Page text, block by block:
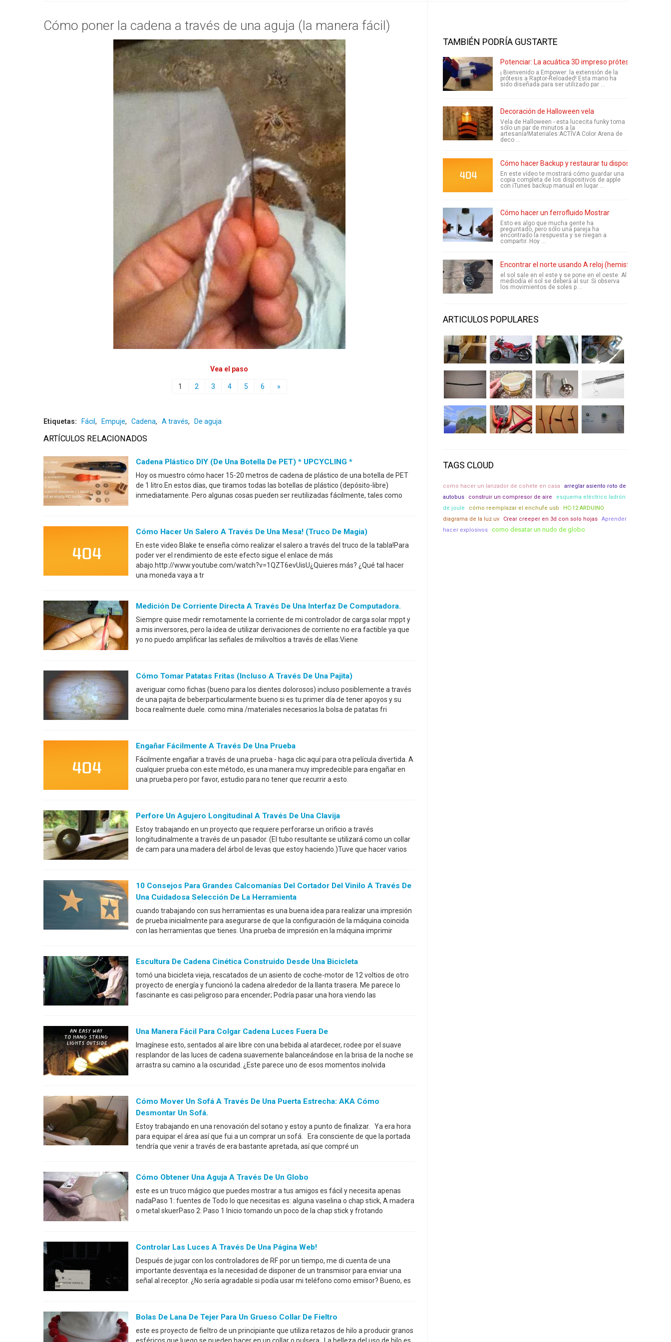
Cómo poner la cadena a través de una aguja (la manera fácil)
Vea el paso
1 2 3 4 5 6 »
Etiquetas: Fácil , Empuje, Cadena, A través, De aguja
ARTÍCULOS RELACIONADOS
Cadena Plástico DIY (de Una Botella De PET) * UPCYCLING *
Hoy os muestro cómo hacer 15-20 metros de cadena de plástico de una botella de PET
de 1 litro.En estos días, que tiramos todas las botellas de plástico (depósito-libre)
inmediatamente. Pero algunas cosas pueden ser reutilizadas fácilmente, tales como
Cómo Hacer Un Salero A Través De Una Mesa! (Truco De Magia)
En este video Blake te enseña cómo realizar el salero a través del truco de la tabla!Para
poder ver el rendimiento de este efecto sigue el enlace de más
abajo.http://www.youtube.com/watch?v=1QZT6evUisU¿Quieres más? ¿Qué tal hacer
una moneda vaya a tr
Medición De Corriente Directa A Través De Una Interfaz De Computadora.
Siempre quise medir remotamente la corriente de mi controlador de carga solar mppt y
a mis inversores, pero la idea de utilizar derivaciones de corriente no era factible ya que
yo no puedo amplificar las señales de milivoltios a través de ellas.Viene
Cómo Tomar Patatas Fritas (incluso A Través De Una Pajita)
averiguar como fichas (bueno para los dientes dolorosos) incluso posiblemente a través
de una pajita de beberparticularmente bueno si es tu primer día de tener apoyos y su
boca realmente duele. como mina /materiales necesarios.la bolsa de patatas fri
Engañar Fácilmente A Través De Una Prueba
Fácilmente engañar a través de una prueba - haga clic aquí para otra película divertida. A
cualquier prueba con este método, es una manera muy impredecible para engañar en
una prueba pero por favor, estudio para no tener que recurrir a esto.
Perfore Un Agujero Longitudinal A Través De Una Clavija
Estoy trabajando en un proyecto que requiere perforarse un orificio a través
longitudinalmente a través de un pasador. (El tubo resultante se utilizará como un collar
de cam para una madera del árbol de levas que estoy haciendo.)Tuve que hacer varios
10 Consejos Para Grandes Calcomanías Del Cortador Del Vinilo A Través De
Una Cuidadosa Selección De La Herramienta
cuando trabajando con sus herramientas es una buena idea para realizar una impresión
de prueba inicialmente para asegurarse de que la configuración de la máquina coincida
con las herramientas que tienes. Una prueba de impresión en la máquina imprimir
Escultura De Cadena Cinética Construido Desde Una Bicicleta
tomó una bicicleta vieja, rescatados de un asiento de coche-motor de 12 voltios de otro
proyecto de energía y funcionó la cadena alrededor de la llanta trasera. Me parece lo
fascinante es casi peligroso para encender; Podría pasar una hora viendo las
Una Manera Fácil Para Colgar Cadena Luces Fuera De
Imagínese esto, sentados al aire libre con una bebida al atardecer, rodee por el suave
resplandor de las luces de cadena suavemente balanceándose en la brisa de la noche se
arrastra su camino a la oscuridad. ¿Este parece uno de esos momentos inolvida
Cómo Mover Un Sofá A Través De Una Puerta Estrecha: AKA Cómo
Desmontar Un Sofá.
Estoy trabajando en una renovación del sotano y estoy a punto de finalizar. Ya era hora
para equipar el área así que fui a un comprar un sofá. Era consciente de que la portada
tendría que venir a través de era bastante apretada, así que compré un
Cómo Obtener Una Aguja A Través De Un Globo
este es un truco mágico que puedes mostrar a tus amigos es fácil y necesita apenas
nadaPaso 1: fuentes de Todo lo que necesitas es: alguna vaselina o chap stick, A madera
o metal skuerPaso 2: Paso 1 Inicio tomando un poco de la chap stick y frotando
Controlar Las Luces A Través De Una Página Web!
Después de jugar con los controladores de RF por un tiempo, me di cuenta de una
importante desventaja es la necesidad de disponer de un transmisor para enviar una
señal al receptor. ¿No sería agradable si podía usar mi teléfono como emisor? Bueno, es
Bolas De Lana De Tejer Para Un Grueso Collar De Fieltro
este es proyecto de fieltro de un principiante que utiliza retazos de hilo a producir granos
TAMBIÉN PODRÍA GUSTARTE
Potenciar: La acuática 3D impreso prótesis
¡ Bienvenido a Empower: la extensión de la
prótesis a Raptor-Reloaded! Esta mano ha
sido diseñada para ser utilizado par ...
Decoración de Halloween vela
Vela de Halloween - esta lucecita funky toma
sólo un par de minutos a la
artesanía!Materiales:ACTÍVA Color Arena de
deco ...
Cómo hacer Backup y restaurar tu dispositivo Apple
En este vídeo te mostrará cómo guardar una
copia completa de los dispositivos de apple
con iTunes backup manual en lugar ...
Cómo hacer un ferrofluido Mostrar
Esto es algo que mucha gente ha
preguntado, pero sólo una pareja ha
encontrado la respuesta y se niegan a
compartir. Hoy ...
Encontrar el norte usando A reloj (hemisferio norte)
el sol sale en el este y se pone en el oeste. Al
mediodía el sol se deberá al sur. Si observa
los movimientos de soles p ...
ARTICULOS POPULARES
TAGS CLOUD
como hacer un lanzador de cohete en casa
arreglar asiento roto de
autobus
construir un compresor de aire
esquema eléctrico ladrón
de joule
cómo reemplazar el enchufe usb
HC-12 ARDUINO
diagrama de la luz uv
Crear creeper en 3d con solo hojas
Aprender
hacer explosivos
como desatar un nudo de globo